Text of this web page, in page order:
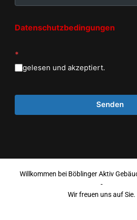
Datenschutzbedingungen
*
gelesen und akzeptiert.
Willkommen bei Böblinger Aktiv
-
Wir freuen uns auf Sie.